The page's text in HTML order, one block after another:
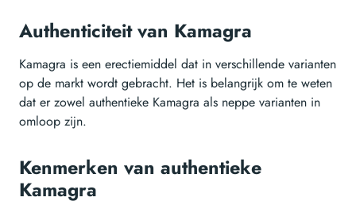
Authenticiteit van Kamagra
Kamagra is een erectiemiddel dat in verschillende varianten
op de markt wordt gebracht. Het is belangrijk om te weten
dat er zowel authentieke Kamagra als neppe varianten in
omloop zijn.
Kenmerken van authentieke
Kamagra